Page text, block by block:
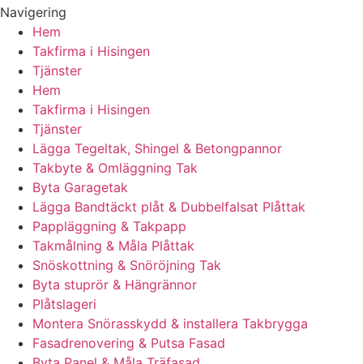
Navigering
Hem
Takfirma i Hisingen
Tjänster
Hem
Takfirma i Hisingen
Tjänster
Lägga Tegeltak, Shingel & Betongpannor
Takbyte & Omläggning Tak
Byta Garagetak
Lägga Bandtäckt plåt & Dubbelfalsat Plåttak
Pappläggning & Takpapp
Takmålning & Måla Plåttak
Snöskottning & Snöröjning Tak
Byta stuprör & Hängrännor
Plåtslageri
Montera Snörasskydd & installera Takbrygga
Fasadrenovering & Putsa Fasad